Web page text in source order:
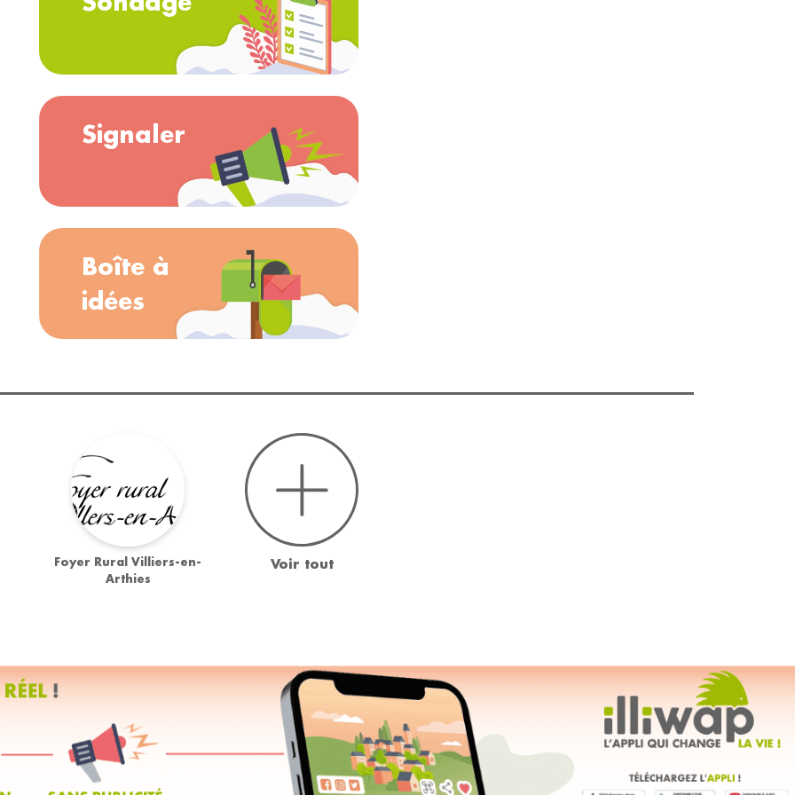
Signaler
Boîte à
idées
Foyer Rural Villiers-en-
Arthies
Voir tout